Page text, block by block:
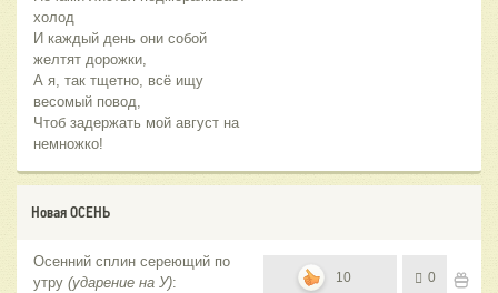
холод
И каждый день они собой
желтят дорожки,
А я, так тщетно, всё ищу
весомый повод,
Чтоб задержать мой август на
немножко!
Новая ОСЕНЬ
Осенний сплин сереющий по
утру (ударение на У):
10 0